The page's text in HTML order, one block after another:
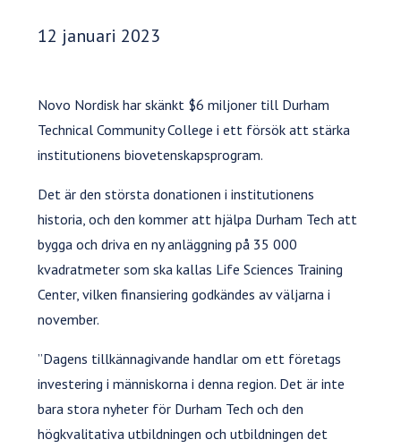
Publiceringsdatum:
12 januari 2023
Novo Nordisk har skänkt $6 miljoner till Durham
Technical Community College i ett försök att stärka
institutionens biovetenskapsprogram.
Det är den största donationen i institutionens
historia, och den kommer att hjälpa Durham Tech att
bygga och driva en ny anläggning på 35 000
kvadratmeter som ska kallas Life Sciences Training
Center, vilken finansiering godkändes av väljarna i
november.
”Dagens tillkännagivande handlar om ett företags
investering i människorna i denna region. Det är inte
bara stora nyheter för Durham Tech och den
högkvalitativa utbildningen och utbildningen det